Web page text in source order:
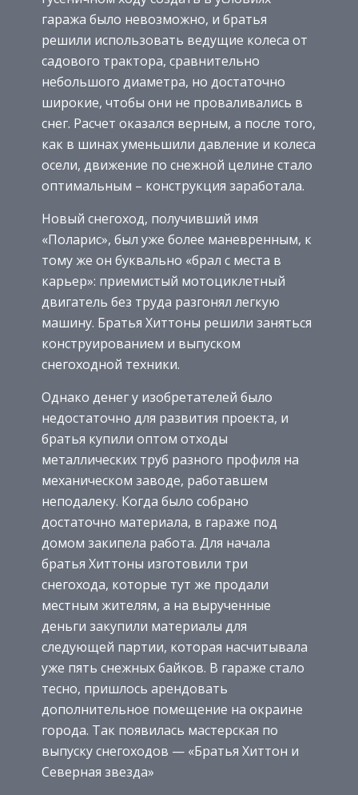
гаража было невозможно, и братья
решили использовать ведущие колеса от
садового трактора, сравнительно
небольшого диаметра, но достаточно
широкие, чтобы они не проваливались в
снег. Расчет оказался верным, а после того,
как в шинах уменьшили давление и колеса
осели, движение по снежной целине стало
оптимальным – конструкция заработала.
Новый снегоход, получивший имя
«Поларис», был уже более маневренным, к
тому же он буквально «брал с места в
карьер»: приемистый мотоциклетный
двигатель без труда разгонял легкую
машину. Братья Хиттоны решили заняться
конструированием и выпуском
снегоходной техники.
Однако денег у изобретателей было
недостаточно для развития проекта, и
братья купили оптом отходы
металлических труб разного профиля на
механическом заводе, работавшем
неподалеку. Когда было собрано
достаточно материала, в гараже под
домом закипела работа. Для начала
братья Хиттоны изготовили три
снегохода, которые тут же продали
местным жителям, а на вырученные
деньги закупили материалы для
следующей партии, которая насчитывала
уже пять снежных байков. В гараже стало
тесно, пришлось арендовать
дополнительное помещение на окраине
города. Так появилась мастерская по
выпуску снегоходов — «Братья Хиттон и
Северная звезда»